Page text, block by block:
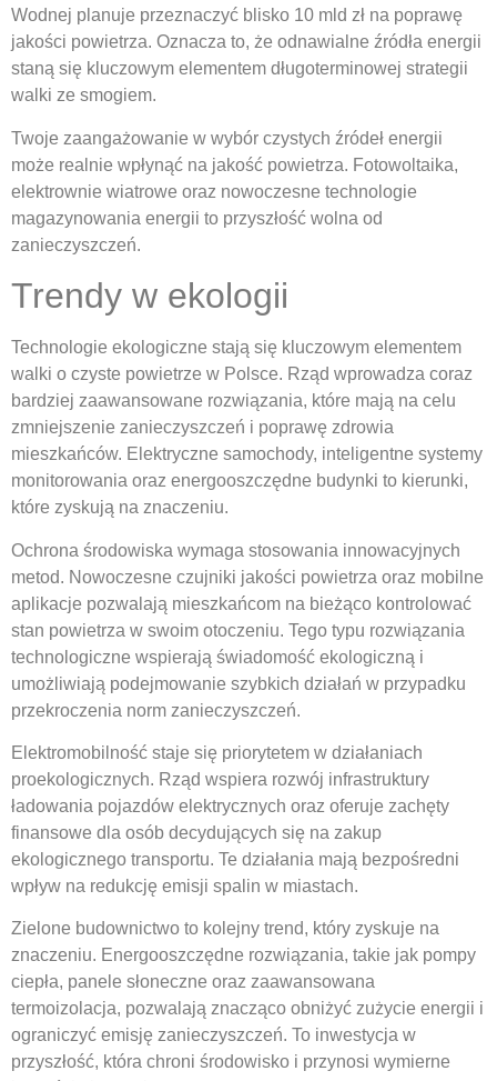
Wodnej planuje przeznaczyć blisko 10 mld zł na poprawę
jakości powietrza. Oznacza to, że odnawialne źródła energii
staną się kluczowym elementem długoterminowej strategii
walki ze smogiem.
Twoje zaangażowanie w wybór czystych źródeł energii
może realnie wpłynąć na jakość powietrza. Fotowoltaika,
elektrownie wiatrowe oraz nowoczesne technologie
magazynowania energii to przyszłość wolna od
zanieczyszczeń.
Trendy w ekologii
Technologie ekologiczne stają się kluczowym elementem
walki o czyste powietrze w Polsce. Rząd wprowadza coraz
bardziej zaawansowane rozwiązania, które mają na celu
zmniejszenie zanieczyszczeń i poprawę zdrowia
mieszkańców. Elektryczne samochody, inteligentne systemy
monitorowania oraz energooszczędne budynki to kierunki,
które zyskują na znaczeniu.
Ochrona środowiska wymaga stosowania innowacyjnych
metod. Nowoczesne czujniki jakości powietrza oraz mobilne
aplikacje pozwalają mieszkańcom na bieżąco kontrolować
stan powietrza w swoim otoczeniu. Tego typu rozwiązania
technologiczne wspierają świadomość ekologiczną i
umożliwiają podejmowanie szybkich działań w przypadku
przekroczenia norm zanieczyszczeń.
Elektromobilność staje się priorytetem w działaniach
proekologicznych. Rząd wspiera rozwój infrastruktury
ładowania pojazdów elektrycznych oraz oferuje zachęty
finansowe dla osób decydujących się na zakup
ekologicznego transportu. Te działania mają bezpośredni
wpływ na redukcję emisji spalin w miastach.
Zielone budownictwo to kolejny trend, który zyskuje na
znaczeniu. Energooszczędne rozwiązania, takie jak pompy
ciepła, panele słoneczne oraz zaawansowana
termoizolacja, pozwalają znacząco obniżyć zużycie energii i
ograniczyć emisję zanieczyszczeń. To inwestycja w
przyszłość, która chroni środowisko i przynosi wymierne